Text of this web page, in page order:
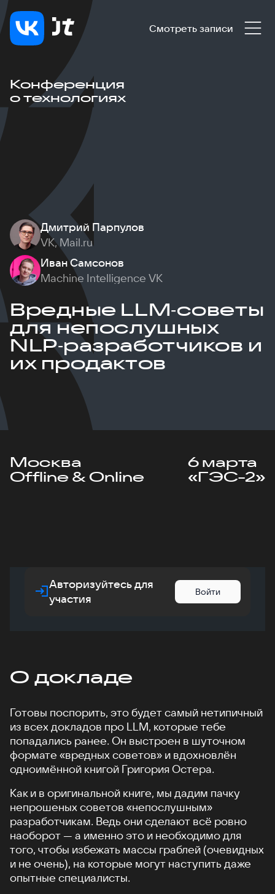
Смотреть записи
Конференция
о технологиях
Дмитрий Парпулов
VK, Mail.ru
Иван Самсонов
Machine Intelligence VK
Вредные LLM‑советы
для непослушных
NLP‑разработчиков и
их продактов
Москва
Offline & Online
6 марта
«ГЭС-2»
Авторизуйтесь для
участия
Войти
О докладе
Готовы поспорить, это будет самый нетипичный
из всех докладов про LLM, которые тебе
попадались ранее. Он выстроен в шуточном
формате «вредных советов» и вдохновлён
одноимённой книгой Григория Остера.
Как и в оригинальной книге, мы дадим пачку
непрошеных советов «непослушным»
разработчикам. Ведь они сделают всё ровно
наоборот — а именно это и необходимо для
того, чтобы избежать массы граблей (очевидных
и не очень), на которые могут наступить даже
опытные специалисты.